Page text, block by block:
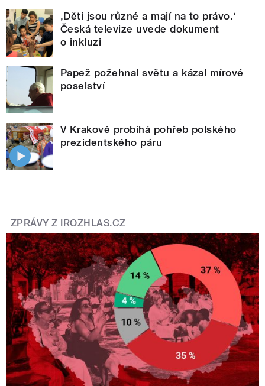
‚Děti jsou různé a mají na to právo.‘
Česká televize uvede dokument
o inkluzi
Papež požehnal světu a kázal mírové
poselství
V Krakově probíhá pohřeb polského
prezidentského páru
ZPRÁVY Z IROZHLAS.CZ